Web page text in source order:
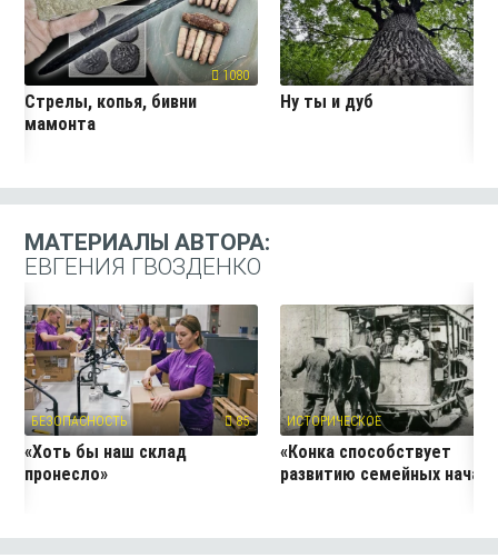
1080
Стрелы, копья, бивни
мамонта
Ну ты и дуб
МАТЕРИАЛЫ АВТОРА:
ЕВГЕНИЯ ГВОЗДЕНКО
БЕЗОПАСНОСТЬ 85
«Хоть бы наш склад
пронесло»
ИСТОРИЧЕСКОЕ
«Конка способствует
развитию семейных начал»